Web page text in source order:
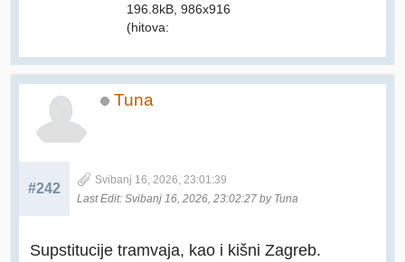
196.8kB, 986x916
(hitova:
Tuna
#242
Svibanj 16, 2026, 23:01:39
Last Edit: Svibanj 16, 2026, 23:02:27 by Tuna
Supstitucije tramvaja, kao i kišni Zagreb.